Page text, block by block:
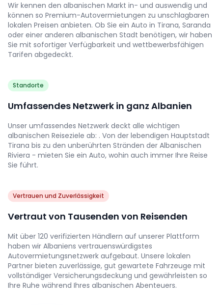
Wir kennen den albanischen Markt in- und auswendig und
können so Premium-Autovermietungen zu unschlagbaren
lokalen Preisen anbieten. Ob Sie ein Auto in Tirana, Saranda
oder einer anderen albanischen Stadt benötigen, wir haben
Sie mit sofortiger Verfügbarkeit und wettbewerbsfähigen
Tarifen abgedeckt.
Standorte
Umfassendes Netzwerk in ganz Albanien
Unser umfassendes Netzwerk deckt alle wichtigen
albanischen Reiseziele ab: . Von der lebendigen Hauptstadt
Tirana bis zu den unberührten Stränden der Albanischen
Riviera - mieten Sie ein Auto, wohin auch immer Ihre Reise
Sie führt.
Vertrauen und Zuverlässigkeit
Vertraut von Tausenden von Reisenden
Mit über 120 verifizierten Händlern auf unserer Plattform
haben wir Albaniens vertrauenswürdigstes
Autovermietungsnetzwerk aufgebaut. Unsere lokalen
Partner bieten zuverlässige, gut gewartete Fahrzeuge mit
vollständiger Versicherungsdeckung und gewährleisten so
Ihre Ruhe während Ihres albanischen Abenteuers.